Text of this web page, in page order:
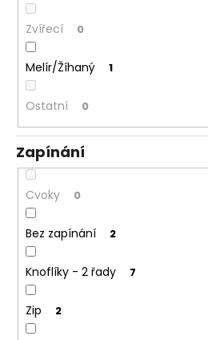
Zvířecí 0
Melír/Žíhaný 1
Ostatní 0
Zapínání
Cvoky 0
Bez zapínání 2
Knoflíky - 2 řady 7
Zip 2